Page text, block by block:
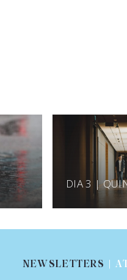
DIA 3 |
NEWSLETTERS |